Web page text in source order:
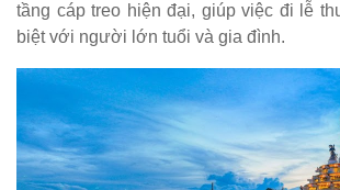
tầng cáp treo hiện đại, giúp việc đi lễ
biệt với người lớn tuổi và gia đình.